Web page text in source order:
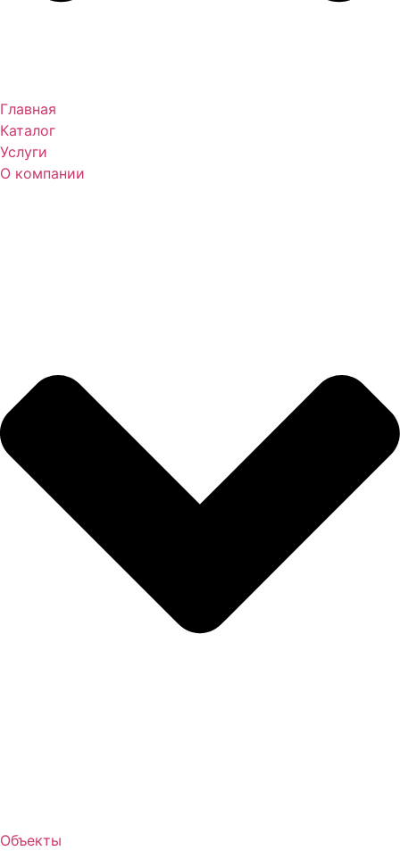
Главная
Каталог
Услуги
О компании
Объекты